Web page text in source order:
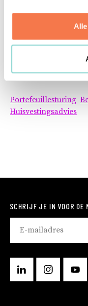
dit beschrijft. Met
kwalitatieve en
implementatie
Portefeuillesturing
Huisvestingsadvies
SCHRIJF JE IN VOOR DE